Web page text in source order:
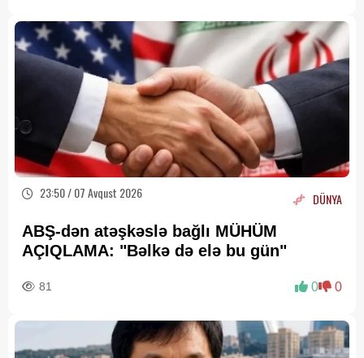
23:50 / 07 Avqust 2026 DÜNYA
ABŞ-dən atəşkəslə bağlı MÜHÜM
AÇIQLAMA: "Bəlkə də elə bu gün"
81 0 0